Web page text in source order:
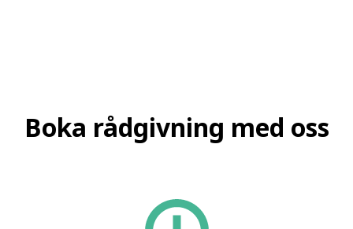
Boka rådgivning med oss